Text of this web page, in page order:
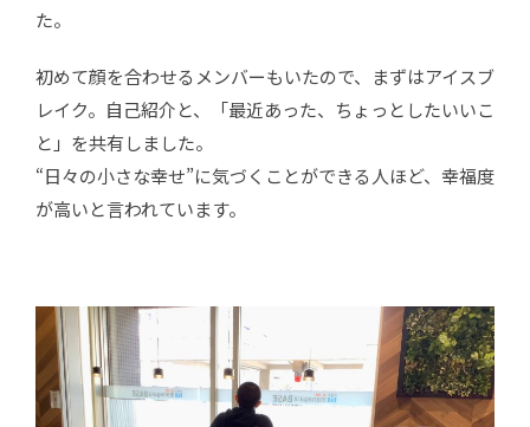
た。
初めて顔を合わせるメンバーもいたので、まずはアイスブ
レイク。自己紹介と、「最近あった、ちょっとしたいいこ
と」を共有しました。
“日々の小さな幸せ”に気づくことができる人ほど、幸福度
が高いと言われています。